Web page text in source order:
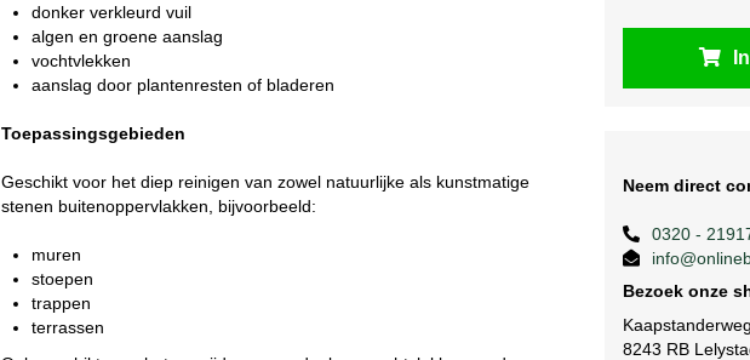
donker verkleurd vuil
algen en groene aanslag
vochtvlekken
aanslag door plantenresten of bladeren
Toepassingsgebieden
Geschikt voor het diep reinigen van zowel natuurlijke als kunstmatige
stenen buitenoppervlakken, bijvoorbeeld:
muren
stoepen
trappen
terrassen
Neem direct
0320 -
Bezoek onze
8243 RB